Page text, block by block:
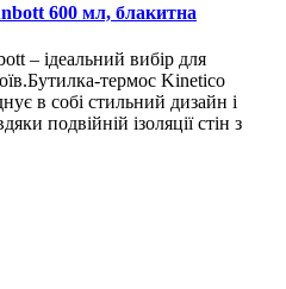
600 мл, блакитна
– ідеальний вибір для
термос Kinetico
в собі стильний дизайн і
подвійній ізоляції стін з